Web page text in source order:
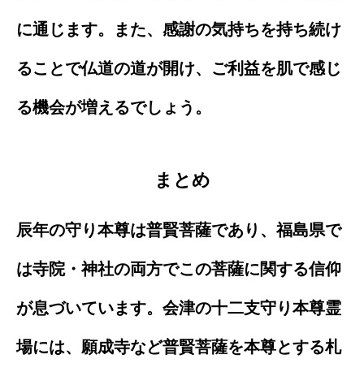
に通じます。また、感謝の気持ちを持ち続け
ることで仏道の道が開け、ご利益を肌で感じ
る機会が増えるでしょう。
まとめ
辰年の守り本尊は普賢菩薩であり、福島県で
は寺院・神社の両方でこの菩薩に関する信仰
が息づいています。会津の十二支守り本尊霊
場には、願成寺など普賢菩薩を本尊とする札